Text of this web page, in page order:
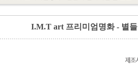
I.M.T art 프리미엄명화 - 별